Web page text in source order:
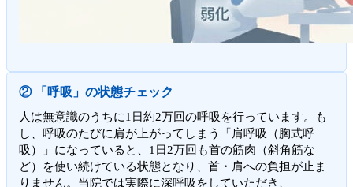
② 「呼吸」の状態チェック
人は無意識のうちに1日約2万回の呼吸を行っています。も
し、呼吸のたびに肩が上がってしまう「肩呼吸（胸式呼
吸）」になっていると、1日2万回も首の筋肉（斜角筋な
ど）を使い続けている状態となり、首・肩への負担が止ま
りません。当院では実際に深呼吸をしていただき、